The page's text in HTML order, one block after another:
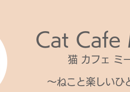
Cat Cafe
猫 カフェ ミ
～ねこと楽しいひ